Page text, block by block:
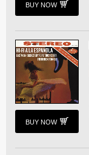
BUY NOW
BUY NOW